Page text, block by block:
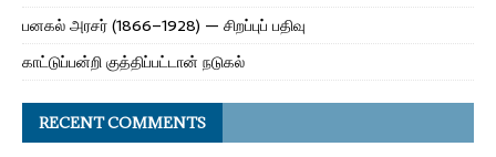
பனகல் அரசர் (1866–1928) — சிறப்புப் பதிவு
காட்டுப்பன்றி குத்திப்பட்டான் நடுகல்
RECENT COMMENTS